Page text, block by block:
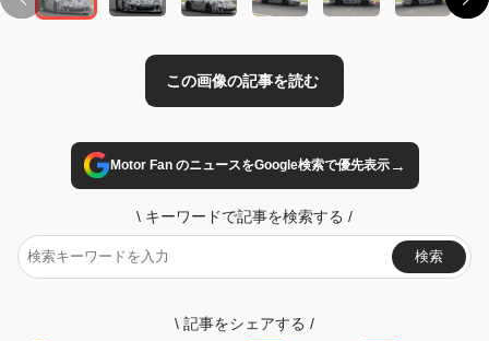
Motor Fan のニュースをGoogle検索で優先表示→
\ キーワードで記事を検索する /
検索
\ 記事をシェアする /